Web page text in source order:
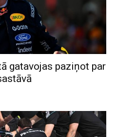
gatavojas paziņot par